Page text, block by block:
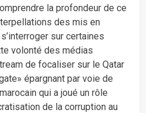
la profondeur de ce
des mis en
sur certaines
volonté des médias
de focaliser sur le Qatar
épargnant par voie de
qui a joué un rôle
de la corruption au